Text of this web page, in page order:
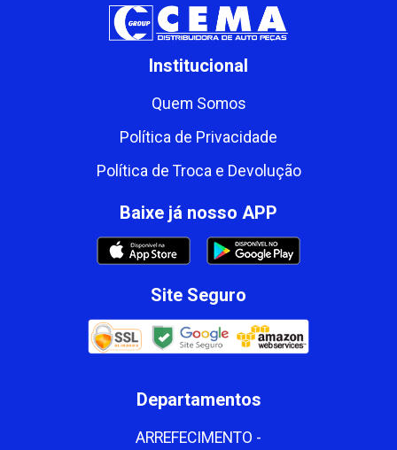
Institucional
Quem Somos
Política de Privacidade
Política de Troca e Devolução
Baixe já nosso APP
Site Seguro
Departamentos
ARREFECIMENTO -